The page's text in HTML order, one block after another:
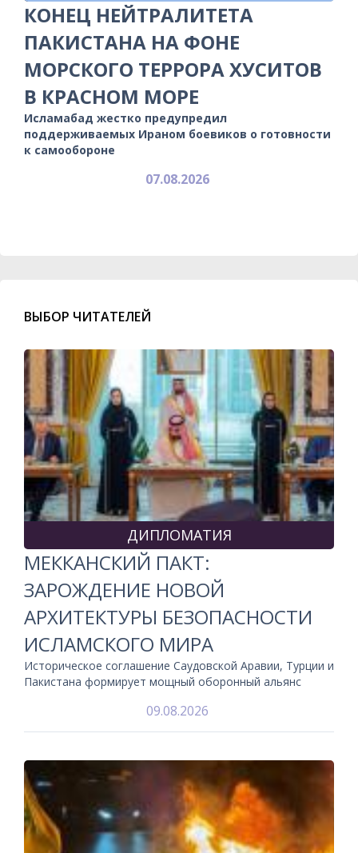
КОНЕЦ НЕЙТРАЛИТЕТА
ПАКИСТАНА НА ФОНЕ
МОРСКОГО ТЕРРОРА ХУСИТОВ
В КРАСНОМ МОРЕ
Исламабад жестко предупредил
поддерживаемых Ираном боевиков о готовности
к самообороне
07.08.2026
ВЫБОР ЧИТАТЕЛЕЙ
ДИПЛОМАТИЯ
МЕККАНСКИЙ ПАКТ:
ЗАРОЖДЕНИЕ НОВОЙ
АРХИТЕКТУРЫ БЕЗОПАСНОСТИ
ИСЛАМСКОГО МИРА
Историческое соглашение Саудовской Аравии, Турции и
Пакистана формирует мощный оборонный альянс
09.08.2026